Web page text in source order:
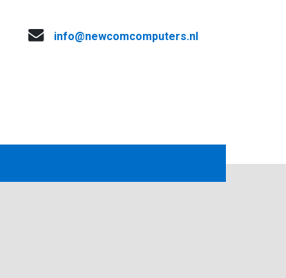
info@newcomcomputers.nl